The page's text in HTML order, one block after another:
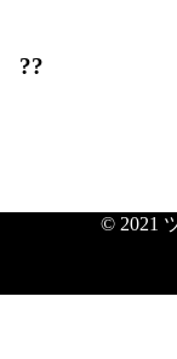
??
© 2021